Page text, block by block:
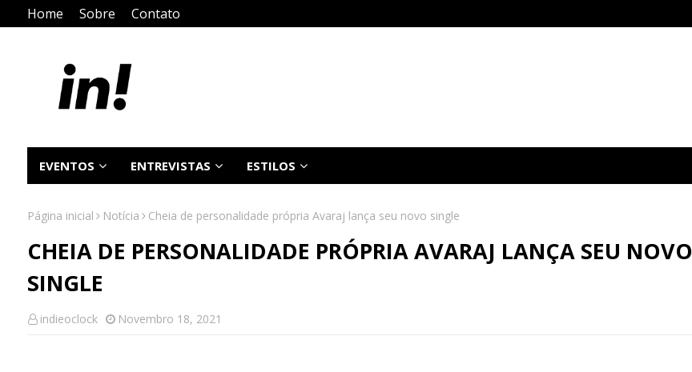
Home Sobre Contato
EVENTOS ENTREVISTAS ESTILOS
Página inicial Notícia Cheia de personalidade própria Avaraj lança seu novo single
CHEIA DE PERSONALIDADE PRÓPRIA AVARAJ LANÇA SEU NOVO
SINGLE
indieoclock Novembro 18, 2021